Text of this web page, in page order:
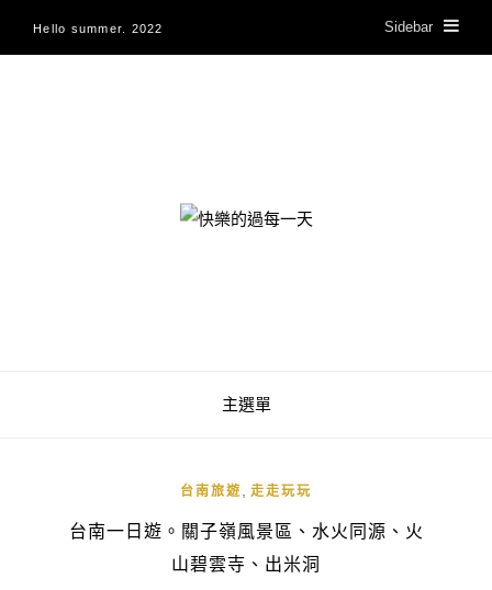
Hello summer. 2022 Sidebar
快樂的過每一天
主選單
台南旅遊 走走玩玩
台南一日遊。關子嶺風景區、水火同源、火
山碧雲寺、出米洞